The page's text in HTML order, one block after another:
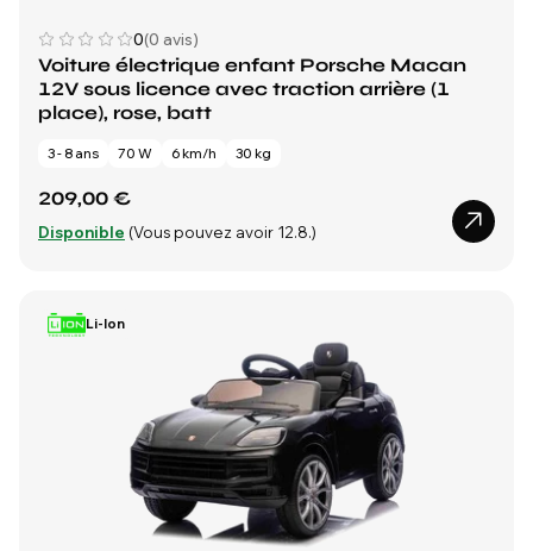
0(0 avis)
Voiture électrique enfant Porsche Macan
12V sous licence avec traction arrière (1
place), rose, batt
3 - 8 ans 70 W 6 km/h 30 kg
209,00 €
Disponible (Vous pouvez avoir 12.8.)
Li-Ion